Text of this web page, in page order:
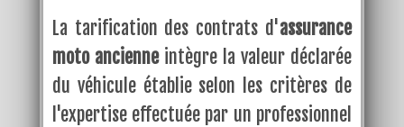
La tarification des contrats d'assurance
moto ancienneintègre la valeur déclarée
du véhicule établie selon les critères de
l'expertise effectuée par un professionnel